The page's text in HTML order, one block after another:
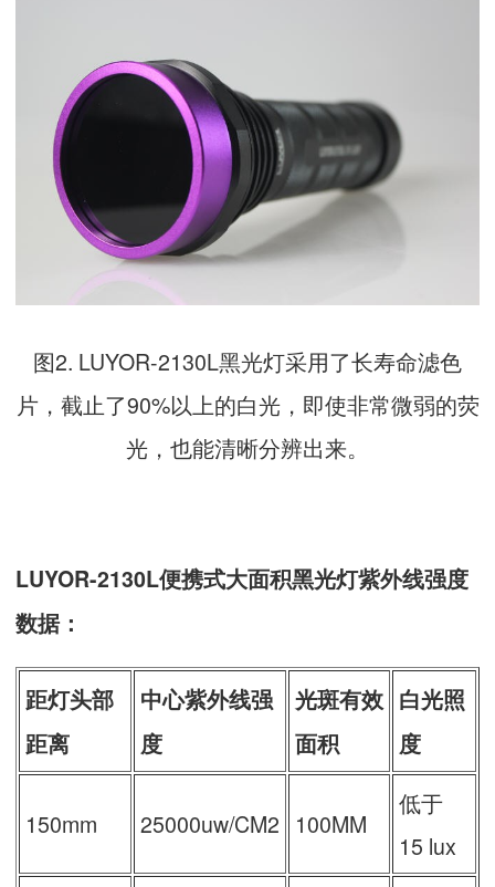
图2. LUYOR-2130L黑光灯采用了长寿命滤色
片，截止了90%以上的白光，即使非常微弱的荧
光，也能清晰分辨出来。
LUYOR-2130L便携式大面积黑光灯紫外线强度
数据：
距灯头部
距离
中心紫外线强
度
光斑有效
面积
白光照
度
150mm 25000uw/CM2 100MM
低于
15 lux